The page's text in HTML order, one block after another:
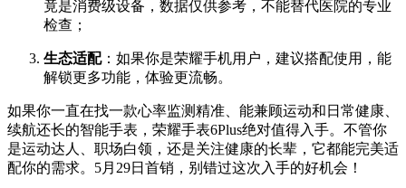
竟是消费级设备，数据仅供参考，不能替代医院的专业
检查；
生态适配：如果你是荣耀手机用户，建议搭配使用，能
解锁更多功能，体验更流畅。
如果你一直在找一款心率监测精准、能兼顾运动和日常健康、
续航还长的智能手表，荣耀手表6Plus绝对值得入手。不管你
是运动达人、职场白领，还是关注健康的长辈，它都能完美适
配你的需求。5月29日首销，别错过这次入手的好机会！